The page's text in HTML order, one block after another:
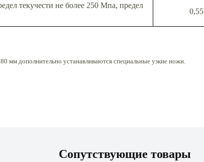
текучести не более 250 Мпа, предел
0,55
мм дополнительно устанавливаются специальные узкие ножи.
Сопутствующие товары